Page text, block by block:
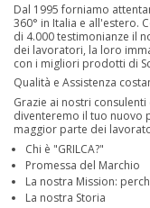
Dal 1995 forniamo
360° in Italia e all'estero.
di 4.000 testimonianze il
dei lavoratori, la loro
con i migliori prodotti di
Qualità e Assistenza
Grazie ai nostri
diventeremo il tuo nuovo
maggior parte dei
Chi è "GRILCA?"
Promessa del Marchio
La nostra Mission:
La nostra Storia